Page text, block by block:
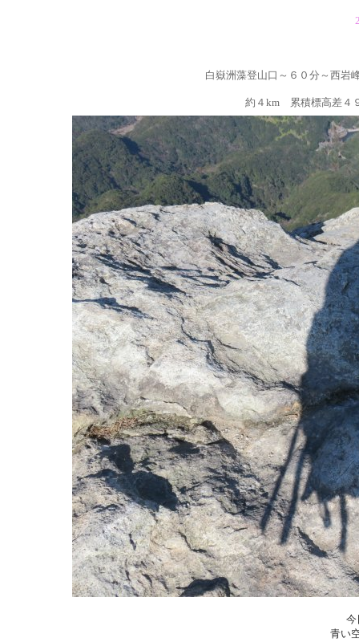
白嶽洲藻登山口～６０分～西岩
約４km 累積標高差４
今
青い